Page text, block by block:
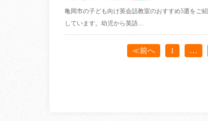
亀岡市の子ども向け英会話教室のおすすめ5選をご
しています。幼児から英語…
≪前へ 1 …